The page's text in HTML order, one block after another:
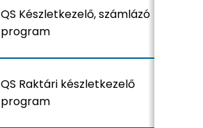
QS Készletkezelő, számlázó
program
QS Raktári készletkezelő
program